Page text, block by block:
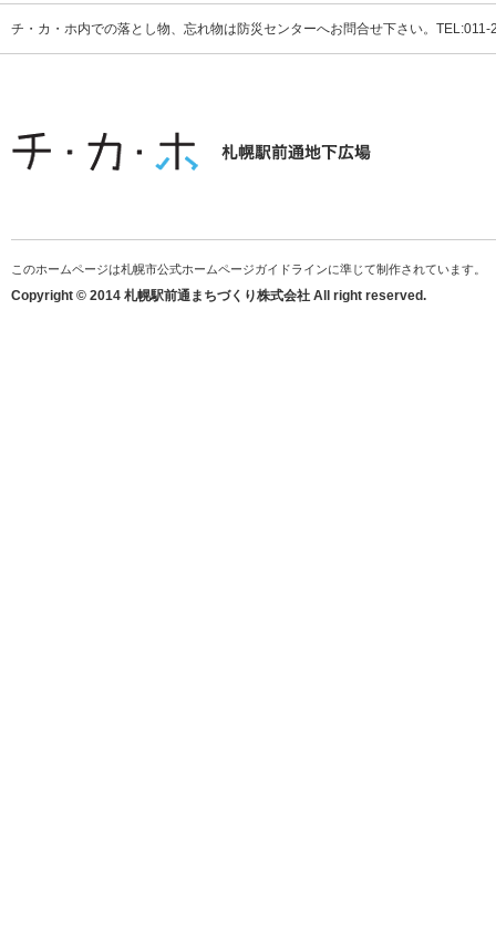
チ・カ・ホ内での落とし物、忘れ物は防災センターへお問合せ下さい。
このホームページは札幌市公式ホームページガイドラインに準じて制作されています。
Copyright © 2014 札幌駅前通まちづくり株式会社 All right reserved.